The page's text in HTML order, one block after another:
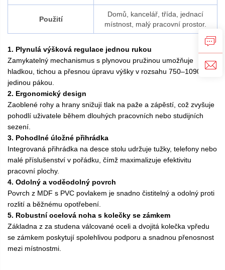
Použití
Domů, kancelář, třída, jednací
místnost, malý pracovní prostor.
1. Plynulá výšková regulace jednou rukou
Zamykatelný mechanismus s plynovou pružinou umožňuje
hladkou, tichou a přesnou úpravu výšky v rozsahu 750–1090 mm
jedinou pákou.
2. Ergonomický design
Zaoblené rohy a hrany snižují tlak na paže a zápěstí, což zvyšuje
pohodlí uživatele během dlouhých pracovních nebo studijních
sezení.
3. Pohodlné úložné přihrádka
Integrovaná přihrádka na desce stolu udržuje tužky, telefony nebo
malé příslušenství v pořádku, čímž maximalizuje efektivitu
pracovní plochy.
4. Odolný a voděodolný povrch
Povrch z MDF s PVC povlakem je snadno čistitelný a odolný proti
rozlití a běžnému opotřebení.
5. Robustní ocelová noha s kolečky se zámkem
Základna z za studena válcované oceli a dvojitá kolečka vpředu
se zámkem poskytují spolehlivou podporu a snadnou přenosnost
mezi místnostmi.